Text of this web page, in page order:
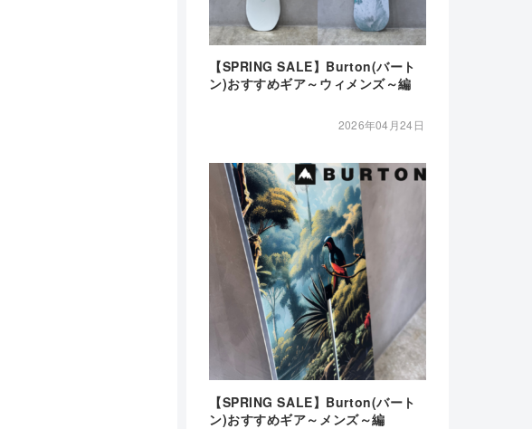
【SPRING SALE】Burton(バート
ン)おすすめギア～ウィメンズ～編
2026年04月24日
【SPRING SALE】Burton(バート
ン)おすすめギア～メンズ～編